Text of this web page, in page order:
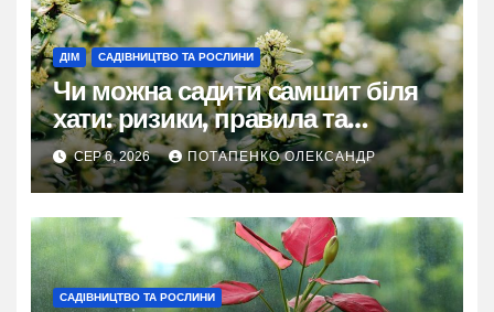
ДІМ САДІВНИЦТВО ТА РОСЛИНИ
Чи можна садити самшит біля
хати: ризики, правила та
практичні рішення
СЕР 6, 2026 ПОТАПЕНКО ОЛЕКСАНДР
САДІВНИЦТВО ТА РОСЛИНИ